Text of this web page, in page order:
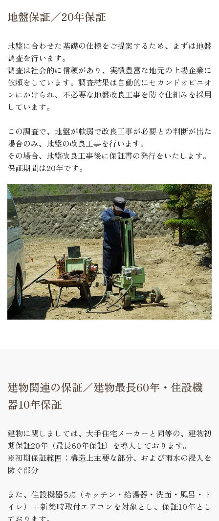
地盤保証／20年保証
地盤に合わせた基礎の仕様をご提案するため、まずは地盤
調査を行います。
調査は社会的に信頼があり、実績豊富な地元の上場企業に
依頼をしています。調査結果は自動的にセカンドオピニオ
ンにかけられ、不必要な地盤改良工事を防ぐ仕組みを採用
しています。
この調査で、地盤が軟弱で改良工事が必要との判断が出た
場合のみ、地盤の改良工事を行います。
その場合、地盤改良工事後に保証書の発行をいたします。
保証期間は20年です。
建物関連の保証／建物最長60年・住設機
器10年保証
建物に関しましては、大手住宅メーカーと同等の、建物初
期保証20年（最長60年保証）を導入しております。
※初期保証範囲：構造上主要な部分、および雨水の浸入を
防ぐ部分
また、住設機器5点（キッチン・給湯器・洗面・風呂・ト
イレ）+新築時取付エアコンを対象とし、保証10年とし